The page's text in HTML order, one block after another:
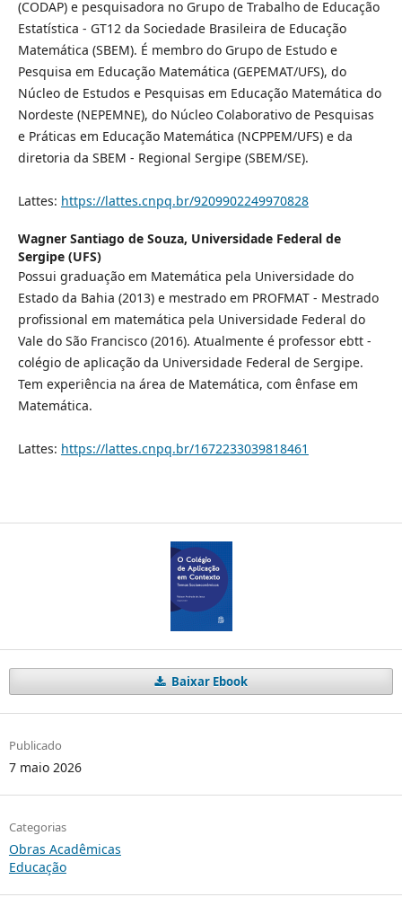
(CODAP) e pesquisadora no Grupo de Trabalho de Educação
Estatística - GT12 da Sociedade Brasileira de Educação
Matemática (SBEM). É membro do Grupo de Estudo e
Pesquisa em Educação Matemática (GEPEMAT/UFS), do
Núcleo de Estudos e Pesquisas em Educação Matemática do
Nordeste (NEPEMNE), do Núcleo Colaborativo de Pesquisas
e Práticas em Educação Matemática (NCPPEM/UFS) e da
diretoria da SBEM - Regional Sergipe (SBEM/SE).
Lattes: https://lattes.cnpq.br/9209902249970828
Wagner Santiago de Souza, Universidade Federal de
Sergipe (UFS)
Possui graduação em Matemática pela Universidade do
Estado da Bahia (2013) e mestrado em PROFMAT - Mestrado
profissional em matemática pela Universidade Federal do
Vale do São Francisco (2016). Atualmente é professor ebtt -
colégio de aplicação da Universidade Federal de Sergipe.
Tem experiência na área de Matemática, com ênfase em
Matemática.
Lattes: https://lattes.cnpq.br/1672233039818461
Baixar Ebook
Publicado
7 maio 2026
Categorias
Obras Acadêmicas
Educação